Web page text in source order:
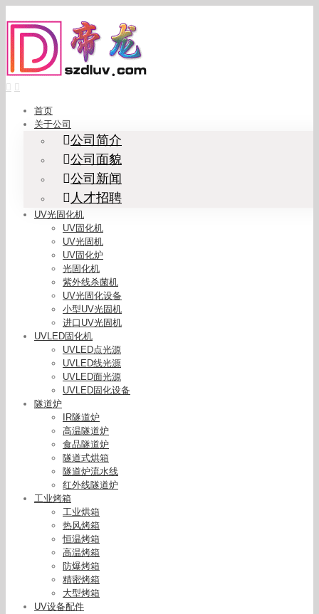
to
content
首页
关于公司
公司简介
公司面貌
公司新闻
人才招聘
UV光固化机
UV固化机
UV光固机
UV固化炉
光固化机
紫外线杀菌机
UV光固化设备
小型UV光固机
进口UV光固机
UVLED固化机
UVLED点光源
UVLED线光源
UVLED面光源
UVLED固化设备
隧道炉
IR隧道炉
高温隧道炉
食品隧道炉
隧道式烘箱
隧道炉流水线
红外线隧道炉
工业烤箱
工业烘箱
热风烤箱
恒温烤箱
高温烤箱
防爆烤箱
精密烤箱
大型烤箱
UV设备配件
集成电路(IC)_进口原装现货L10852光源固化uv灯